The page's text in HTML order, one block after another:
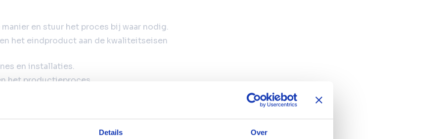
Details Over
en stuur het proces bij waar nodig.
het eindproduct aan de kwaliteitseisen
en installaties.
het productieproces.
op koers door tijdig in te grijpen wanneer
houdt ook oog op de veiligheid van jouw